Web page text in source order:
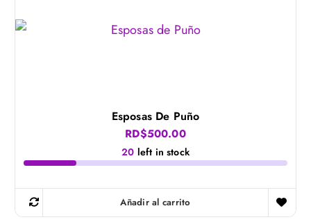
Esposas De Puño
RD$500.00
20 left in stock
Añadir al carrito